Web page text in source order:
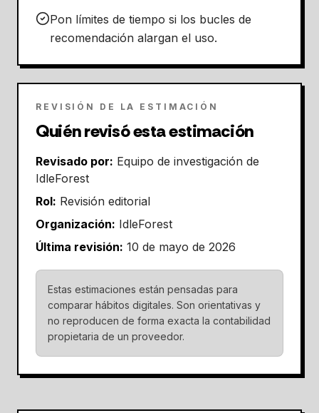
Pon límites de tiempo si los bucles de
recomendación alargan el uso.
REVISIÓN DE LA ESTIMACIÓN
Quién revisó esta estimación
Revisado por: Equipo de investigación de
IdleForest
Rol: Revisión editorial
Organización: IdleForest
Última revisión: 10 de mayo de 2026
Estas estimaciones están pensadas para
comparar hábitos digitales. Son orientativas y
no reproducen de forma exacta la contabilidad
propietaria de un proveedor.